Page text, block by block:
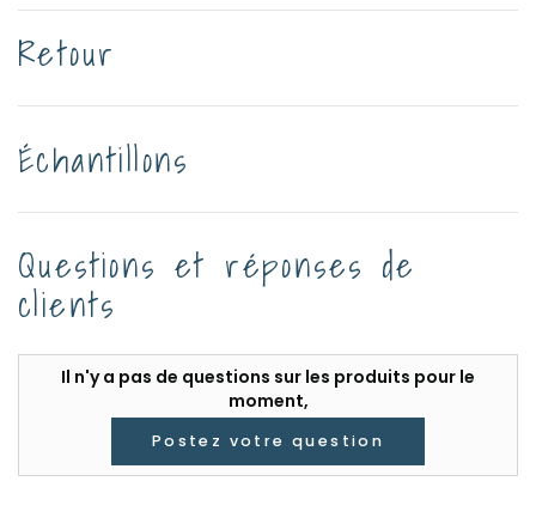
Retour
Échantillons
Questions et réponses de
clients
Il n'y a pas de questions sur les produits pour le
moment,
Postez votre question